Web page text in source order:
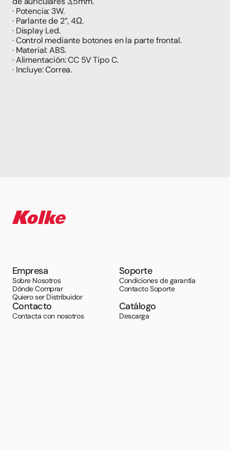
· Potencia: 3W.
· Parlante de 2”, 4Ω.
· Display Led.
· Control mediante botones en la parte frontal.
· Material: ABS.
· Alimentación: CC 5V Tipo C.
· Incluye: Correa.
Empresa
Sobre Nosotros
Dónde Comprar
Quiero ser Distribuidor
Soporte
Condiciones de garantía
Contacto Soporte
Contacto
Contacta con nosotros
Catálogo
Descarga